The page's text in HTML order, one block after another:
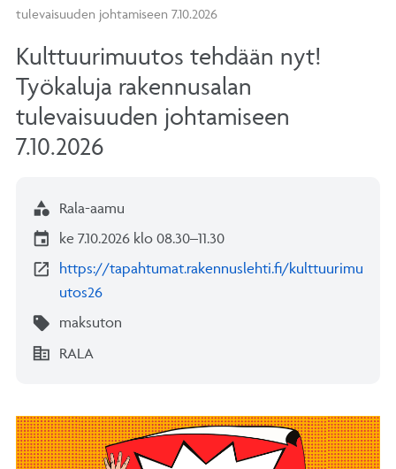
tulevaisuuden johtamiseen 7.10.2026
Kulttuurimuutos tehdään nyt!
Työkaluja rakennusalan
tulevaisuuden johtamiseen
7.10.2026
category Rala-aamu
event ke 7.10.2026 klo 08.30–11.30
open_in_new
https://tapahtumat.rakennuslehti.fi/kulttuurimu
utos26
sell maksuton
corporate_fare RALA